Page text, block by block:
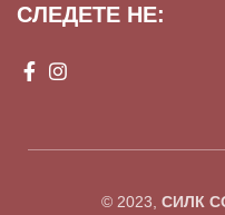
СЛЕДЕТЕ НЕ:
© 2023, СИЛК